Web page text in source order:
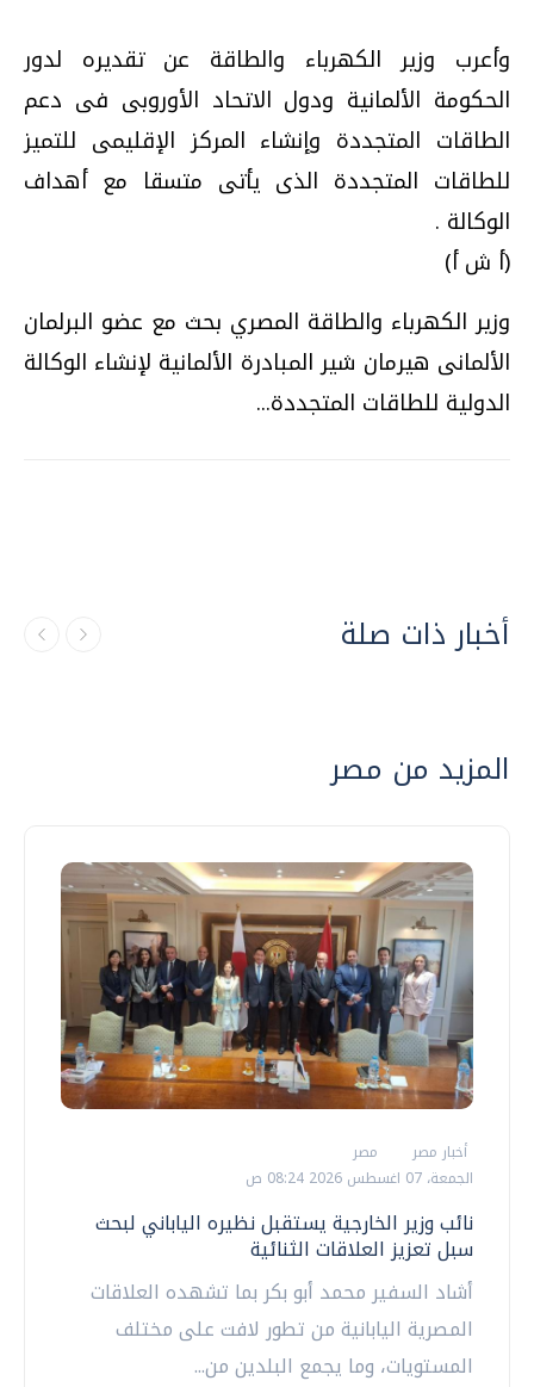
وأعرب وزير الكهرباء والطاقة عن تقديره لدور
الحكومة الألمانية ودول الاتحاد الأوروبى فى دعم
الطاقات المتجددة وإنشاء المركز الإقليمى للتميز
للطاقات المتجددة الذى يأتى متسقا مع أهداف
الوكالة .
(أ ش أ)
وزير الكهرباء والطاقة المصري بحث مع عضو البرلمان
الألمانى هيرمان شير المبادرة الألمانية لإنشاء الوكالة
الدولية للطاقات المتجددة...
أخبار ذات صلة
المزيد من مصر
أخبار مصر
مصر
الجمعة، 07 اغسطس 2026 08:24 ص
نائب وزير الخارجية يستقبل نظيره الياباني لبحث
سبل تعزيز العلاقات الثنائية
أشاد السفير محمد أبو بكر بما تشهده العلاقات
المصرية اليابانية من تطور لافت على مختلف
المستويات، وما يجمع البلدين من...